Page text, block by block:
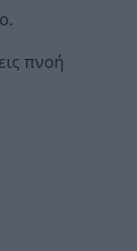
πνοή